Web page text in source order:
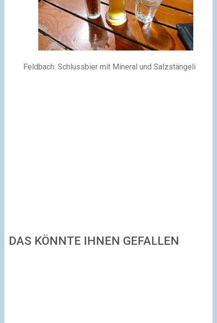
Feldbach: Schlussbier mit Mineral und Salzstängeli
DAS KÖNNTE IHNEN GEFALLEN